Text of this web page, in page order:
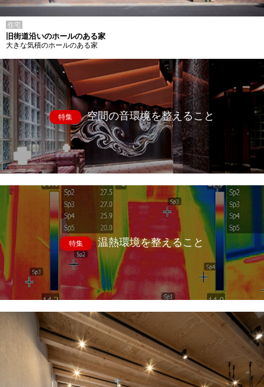
住宅
旧街道沿いのホールのある家
大きな気積のホールのある家
特集 空間の音環境を整えること
特集 温熱環境を整えること